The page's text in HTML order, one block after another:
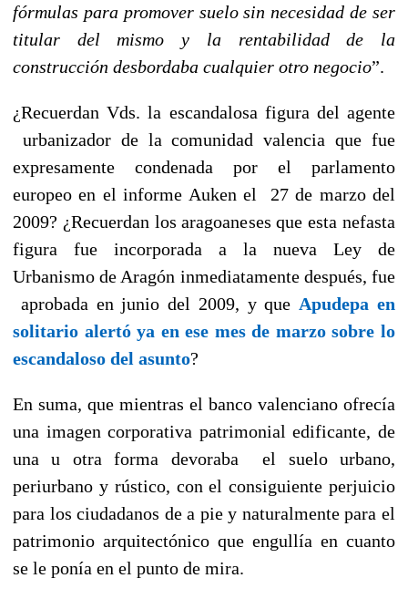
fórmulas para promover suelo sin necesidad de ser
titular del mismo y la rentabilidad de la
construcción desbordaba cualquier otro negocio”.
¿Recuerdan Vds. la escandalosa figura del agente
urbanizador de la comunidad valencia que fue
expresamente condenada por el parlamento
europeo en el informe Auken el 27 de marzo del
2009? ¿Recuerdan los aragoaneses que esta nefasta
figura fue incorporada a la nueva Ley de
Urbanismo de Aragón inmediatamente después, fue
aprobada en junio del 2009, y que Apudepa en
solitario alertó ya en ese mes de marzo sobre lo
escandaloso del asunto?
En suma, que mientras el banco valenciano ofrecía
una imagen corporativa patrimonial edificante, de
una u otra forma devoraba el suelo urbano,
periurbano y rústico, con el consiguiente perjuicio
para los ciudadanos de a pie y naturalmente para el
patrimonio arquitectónico que engullía en cuanto
se le ponía en el punto de mira.